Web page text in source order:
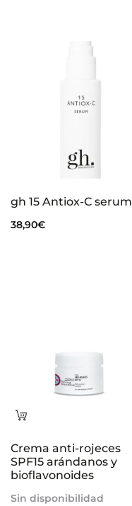
gh 15 Antiox-C serum
38,90€
Leer
Crema anti-rojeces
SPF15 arándanos y
bioflavonoides
Sin disponibilidad